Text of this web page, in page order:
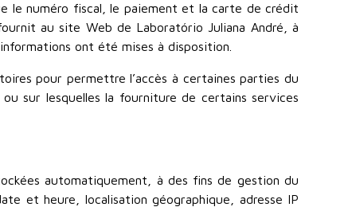
le numéro fiscal, le paiement et la carte de crédit
au site Web de Laboratório Juliana André, à
ont été mises à disposition.
pour permettre l’accès à certaines parties du
sur lesquelles la fourniture de certains services
automatiquement, à des fins de gestion du
et heure, localisation géographique, adresse IP